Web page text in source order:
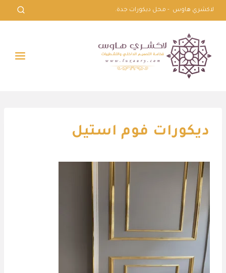
التجاوز
إلى
المحتوى
لاكشري هاوس - محل ديكورات جدة.
ديكورات فوم استيل